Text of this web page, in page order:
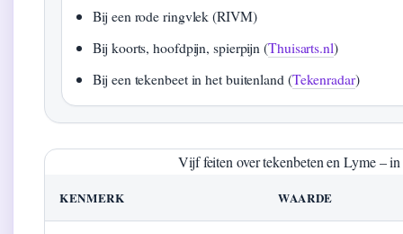
Bij een rode ringvlek (RIVM)
Bij koorts, hoofdpijn, spierpijn (Thuisarts.nl)
Bij een tekenbeet in het buitenland (Tekenradar)
Vijf feiten over tekenbeten en Lyme –
KENMERK WAARDE